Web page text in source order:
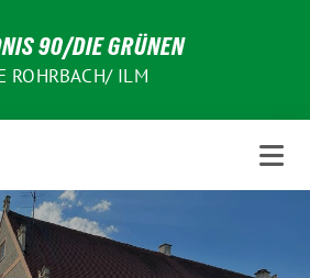
90/DIE GRÜNEN
ROHRBACH/ ILM